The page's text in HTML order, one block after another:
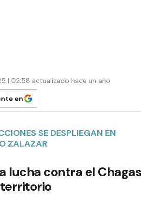
| 02:58 actualizado hace un año
en
SE DESPLIEGAN EN
ZALAZAR
lucha contra el Chagas